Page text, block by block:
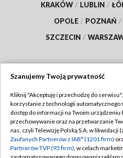
KRAKÓW / LUBLIN /
OPOLE / POZNAŃ /
SZCZECIN /
TVP
Abonament TVP
Emisja w TVP
Centrum informacji TVP
Polityka
Moje
Szanujemy Twoją prywatność
Kliknij "Akceptuję i przechodzę do
korzystanie z technologii automatycznego
dostęp do informacji na Twoim urządzeniu
przechowywanie oraz na przetwarzanie
nas, czyli Telewizję Polską S.A. w likwidacji
Zaufanych Partnerów z IAB* (1201 firm)
Partnerów TVP (93 firm), w celach